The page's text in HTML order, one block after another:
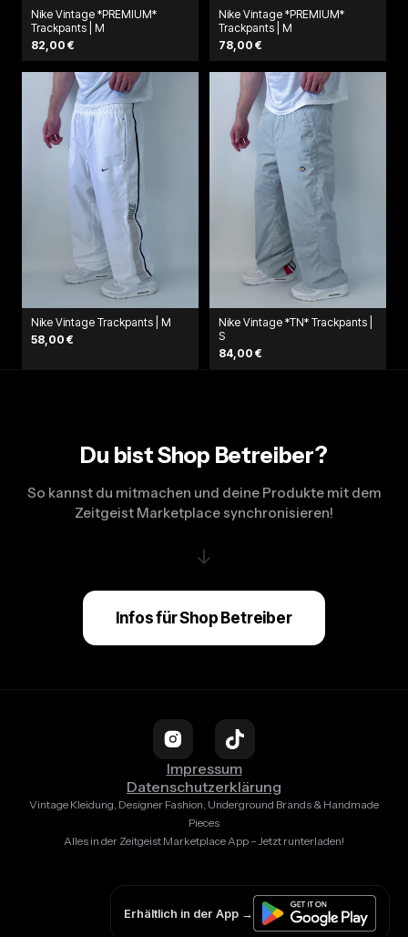
Nike Vintage *PREMIUM*
Trackpants | M
82,00 €
Nike Vintage *PREMIUM*
Trackpants | M
78,00 €
Nike Vintage Trackpants | M
58,00 €
Nike Vintage *TN* Trackpants |
S
84,00 €
Du bist Shop Betreiber?
So kannst du mitmachen und deine Produkte mit dem
Zeitgeist Marketplace synchronisieren!
↓
Infos für Shop Betreiber
Impressum
Datenschutzerklärung
Vintage Kleidung, Designer Fashion, Underground Brands & Handmade
Pieces
Alles in der Zeitgeist Marketplace App – Jetzt runterladen!
Erhältlich in der App →